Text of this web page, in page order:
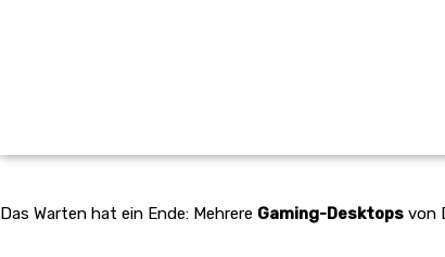
Das Warten hat ein Ende: Mehrere Gaming-Desktops von